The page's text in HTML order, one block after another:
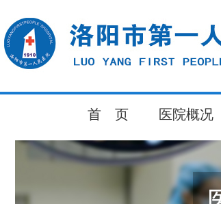
首 页 医院概况